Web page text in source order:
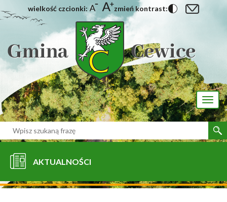
wielkość czcionki: zmień kontrast:
AKTUALNOŚCI
[interaktywna-mapa]